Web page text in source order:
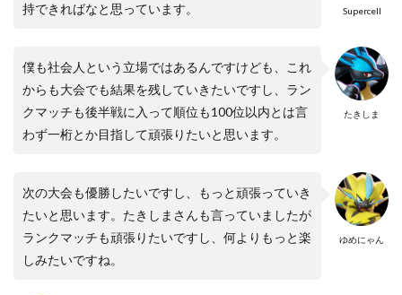
Supercell
持できればなと思っています。
たきしま
僕も社会人という立場ではあるんですけども、これ
からも大会でも結果を残していきたいですし、ラン
クマッチも後半戦に入って順位も100位以内とは言
わず一桁とか目指して頑張りたいと思います。
ゆめにゃん
次の大会も優勝したいですし、もっと頑張っていき
たいと思います。たきしまさんも言っていましたが
ランクマッチも頑張りたいですし、何よりもっと楽
しみたいですね。